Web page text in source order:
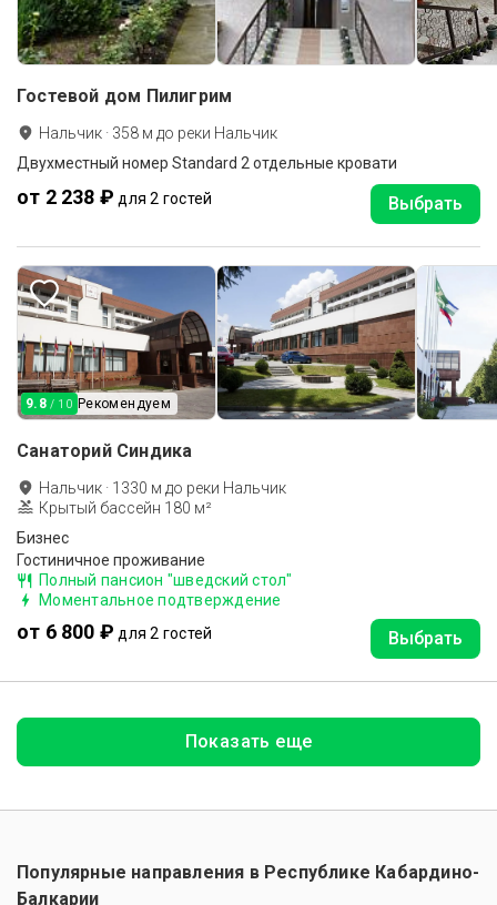
Гостевой дом Пилигрим
Нальчик · 358 м до реки Нальчик
Двухместный номер Standard 2 отдельные кровати
от 2 238 ₽ для 2 гостей Выбрать
9.8 / 10 Рекомендуем
Санаторий Синдика
Нальчик · 1330 м до реки Нальчик
Крытый бассейн 180 м²
Бизнес
Гостиничное проживание
Полный пансион "шведский стол"
Моментальное подтверждение
от 6 800 ₽ для 2 гостей Выбрать
Показать еще
Популярные направления в Республике Кабардино-
Балкарии